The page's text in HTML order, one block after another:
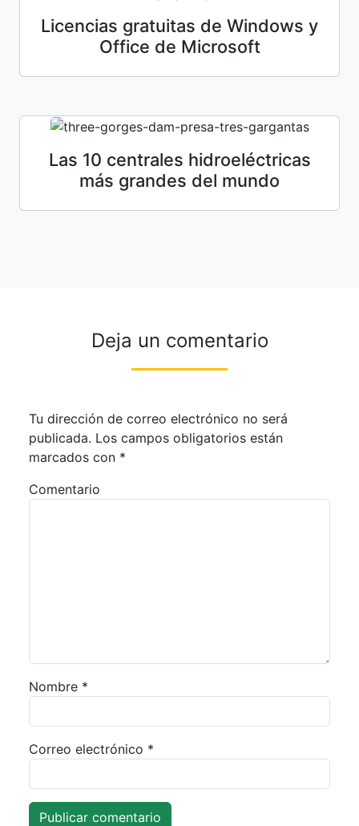
Licencias gratuitas de Windows y
Office de Microsoft
Las 10 centrales hidroeléctricas
más grandes del mundo
Deja un comentario
Tu dirección de correo electrónico no será
publicada. Los campos obligatorios están
marcados con *
Comentario
Nombre *
Correo electrónico *